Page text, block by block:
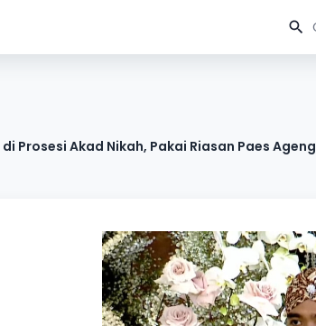
Prosesi Akad Nikah, Pakai Riasan Paes Ageng